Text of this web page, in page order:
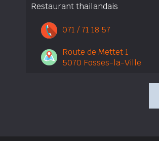
Restaurant thailandais
071 / 71 18 57
Route de Mettet 1
5070 Fosses-la-Ville